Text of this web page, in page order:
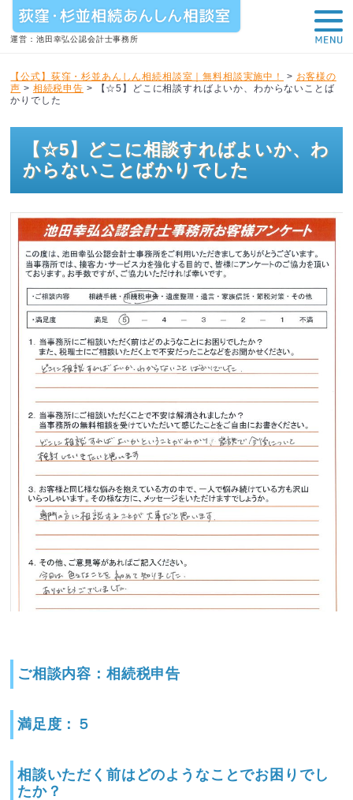
運営：池田幸弘公認会計士事務所
【公式】荻窪・杉並あんしん相続相談室｜無料相談実施中！ > お客様の
声 > 相続税申告 >
【☆5】どこに相談すればよいか、わからないことば
かりでした
【☆5】どこに相談すればよいか、わ
からないことばかりでした
ご相談内容：相続税申告
満足度：５
相談いただく前はどのようなことでお困りでし
たか？